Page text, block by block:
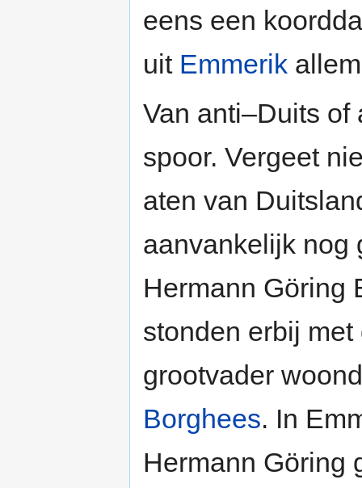
eens een
uit Emmerik
Van anti–Duits of
spoor. Vergeet
aten van
aanvankelijk nog
Hermann Göring
stonden erbij
grootvader
Borghees. In
Hermann Göring